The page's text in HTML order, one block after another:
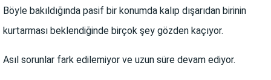
Böyle bakıldığında pasif bir konumda kalıp dışarıdan birinin
kurtarması beklendiğinde birçok şey gözden kaçıyor.
Asıl sorunlar fark edilemiyor ve uzun süre devam ediyor.